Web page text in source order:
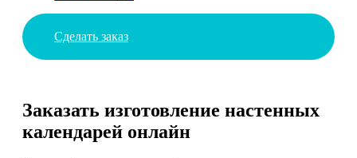
Сделать заказ
Заказать изготовление настенных
календарей онлайн